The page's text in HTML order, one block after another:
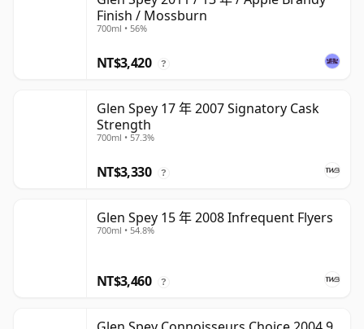
Finish / Mossburn
700ml • 56%
NT$3,420 ?
Glen Spey 17 年 2007 Signatory Cask
Strength
700ml • 57.3%
NT$3,330 ?
Glen Spey 15 年 2008 Infrequent Flyers
700ml • 54.8%
NT$3,460 ?